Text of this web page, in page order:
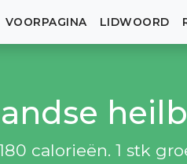
VOORPAGINA LIDWOORD
calorieën. 1 stk